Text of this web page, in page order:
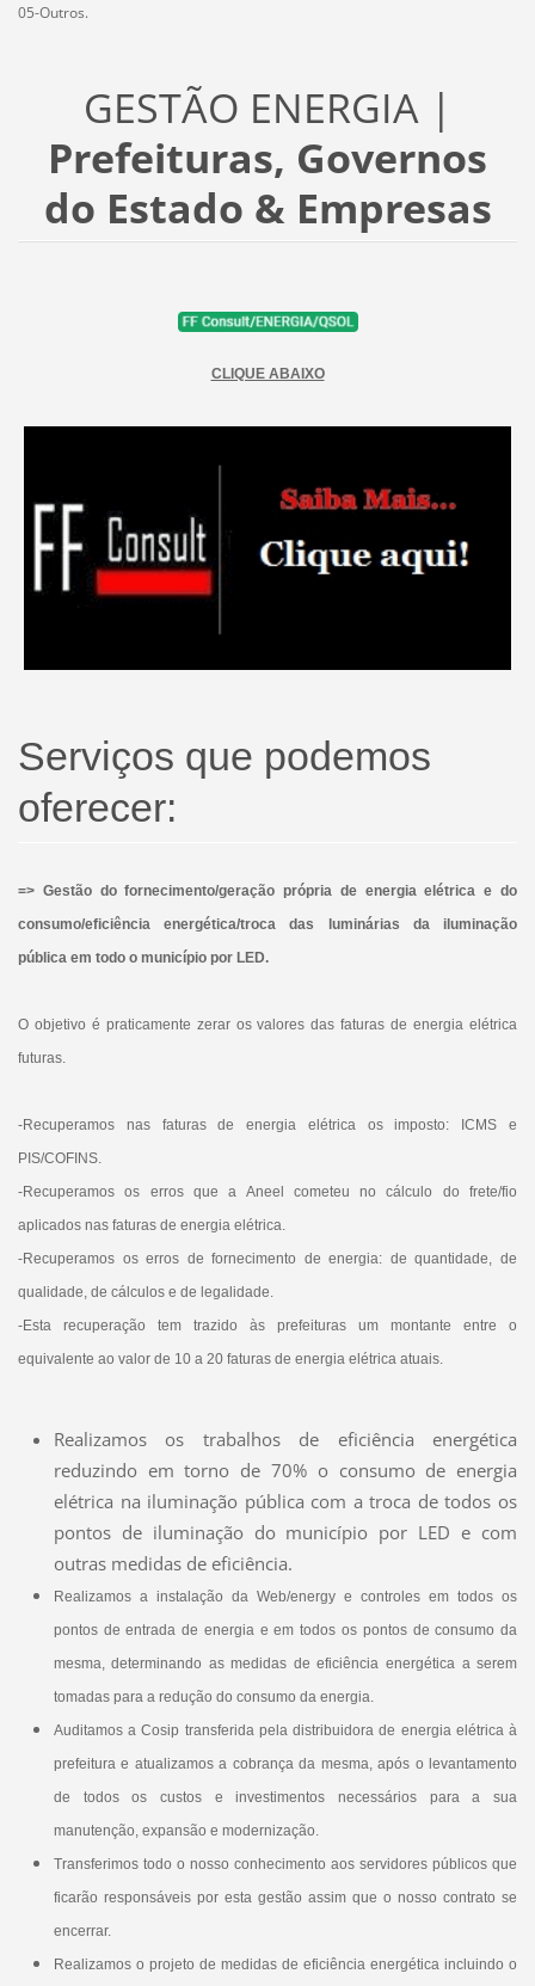
05-Outros.
GESTÃO ENERGIA |
Prefeituras, Governos
do Estado & Empresas
CLIQUE ABAIXO
Serviços que podemos
oferecer:
=> Gestão do fornecimento/geração própria de energia elétrica e do
consumo/eficiência energética/troca das luminárias da iluminação
pública em todo o município por LED.
O objetivo é praticamente zerar os valores das faturas de energia elétrica
futuras.
-Recuperamos nas faturas de energia elétrica os imposto: ICMS e
PIS/COFINS.
-Recuperamos os erros que a Aneel cometeu no cálculo do frete/fio
aplicados nas faturas de energia elétrica.
-Recuperamos os erros de fornecimento de energia: de quantidade, de
qualidade, de cálculos e de legalidade.
-Esta recuperação tem trazido às prefeituras um montante entre o
equivalente ao valor de 10 a 20 faturas de energia elétrica atuais.
Realizamos os trabalhos de eficiência energética
reduzindo em torno de 70% o consumo de energia
elétrica na iluminação pública com a troca de todos os
pontos de iluminação do município por LED e com
outras medidas de eficiência.
Realizamos a instalação da Web/energy e controles em todos os
pontos de entrada de energia e em todos os pontos de consumo da
mesma, determinando as medidas de eficiência energética a serem
tomadas para a redução do consumo da energia.
Auditamos a Cosip transferida pela distribuidora de energia elétrica à
prefeitura e atualizamos a cobrança da mesma, após o levantamento
de todos os custos e investimentos necessários para a sua
manutenção, expansão e modernização.
Transferimos todo o nosso conhecimento aos servidores públicos que
ficarão responsáveis por esta gestão assim que o nosso contrato se
encerrar.
Realizamos o projeto de medidas de eficiência energética incluindo o